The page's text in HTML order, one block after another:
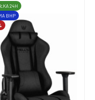
24H
BHP